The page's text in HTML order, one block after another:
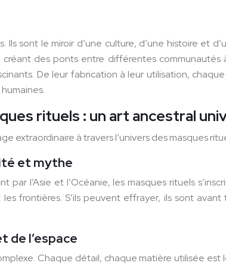
sont le miroir d’une culture, d’une histoire et
créant des ponts entre différentes
De leur fabrication à leur utilisation,
rituels : un art ancestral
extraordinaire à travers l’univers des masques
et mythe
par l’Asie et l’Océanie, les masques rituels
frontières. S’ils peuvent effrayer, ils sont
de l’espace
Chaque détail, chaque matière utilisée est